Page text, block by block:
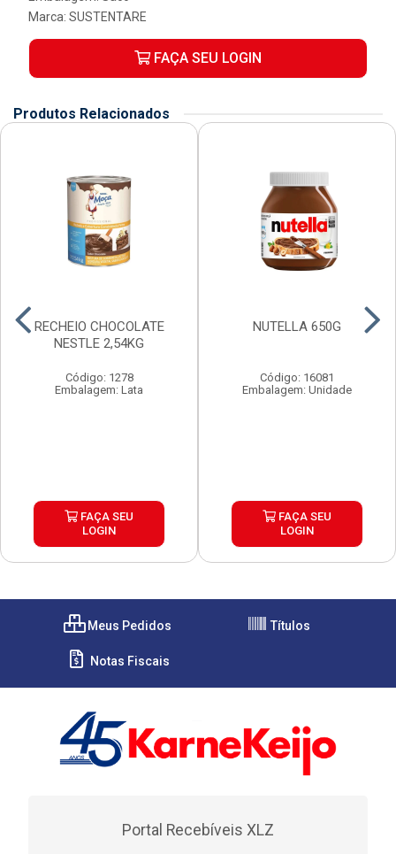
Marca: SUSTENTARE
FAÇA SEU LOGIN
Produtos Relacionados
RECHEIO CHOCOLATE
NESTLE 2,54KG
Código: 1278
Embalagem: Lata
FAÇA SEU
LOGIN
NUTELLA 650G
Código: 16081
Embalagem: Unidade
FAÇA SEU
LOGIN
Meus Pedidos Títulos
Notas Fiscais
Portal Recebíveis XLZ